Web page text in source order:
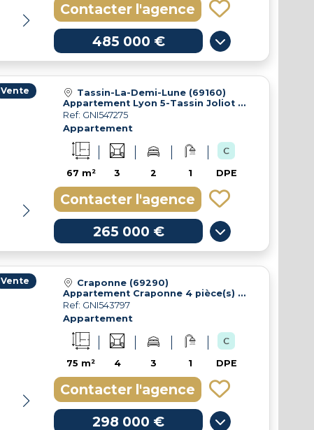
Contacter l'agence
485 000 €
Vente
Tassin-La-Demi-Lune (69160)
Appartement Lyon 5-Tassin Joliot Curie T3 67m²
Ref: GNI547275
Appartement
67 m² 3 2 1 DPE
Contacter l'agence
265 000 €
Vente
Craponne (69290)
Appartement Craponne 4 pièce(s) 75 m2
Ref: GNI543797
Appartement
75 m² 4 3 1 DPE
Contacter l'agence
298 000 €